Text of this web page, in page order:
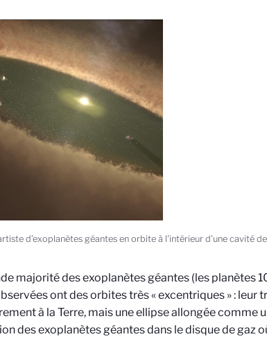
d’exoplanètes géantes en orbite à l'intérieur d'une cavité
majorité des exoplanètes géantes (les planètes
ont des orbites très « excentriques » : leur
à la Terre, mais une ellipse allongée comme
des exoplanètes géantes dans le disque de gaz